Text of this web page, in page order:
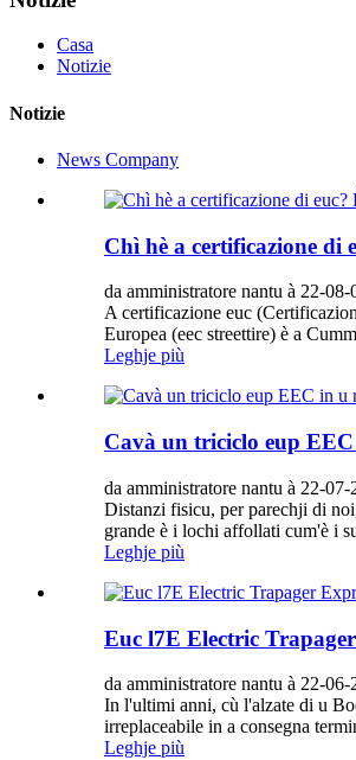
Casa
Notizie
Notizie
News Company
Chì hè a certificazione di
da amministratore nantu à 22-08-
A certificazione euc
Europea (eec streettire) è a
Leghje più
Cavà un triciclo eup
da amministratore nantu à 22-07-
Distanzi fisicu, per parechji di
grande è i lochi affollati cum'è i
Leghje più
Euc l7E Electric
da amministratore nantu à 22-06-
In l'ultimi anni, cù l'alzate di u
irreplaceabile in a consegna
Leghje più